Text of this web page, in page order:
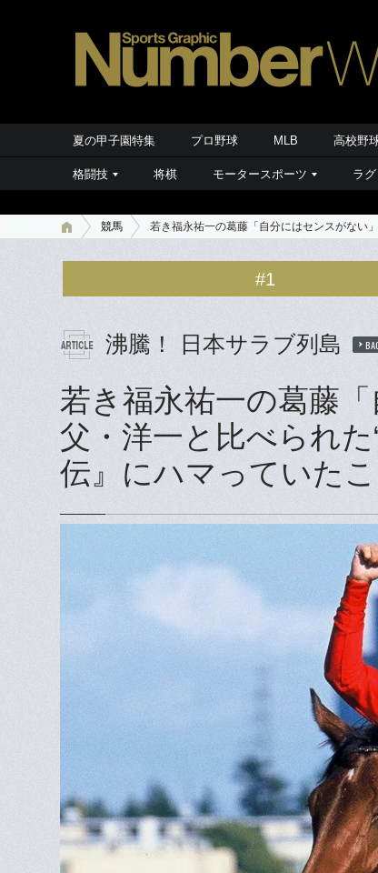
夏の甲子園特集 プロ野球 MLB 高校野
格闘技 将棋 モータースポーツ ラ
競馬 若き福永祐一の葛藤「自分にはセンスがない
#1
沸騰！ 日本サラブ列島
若き福永祐一の葛藤
父・洋一と比べられ
伝』にハマっていたこ